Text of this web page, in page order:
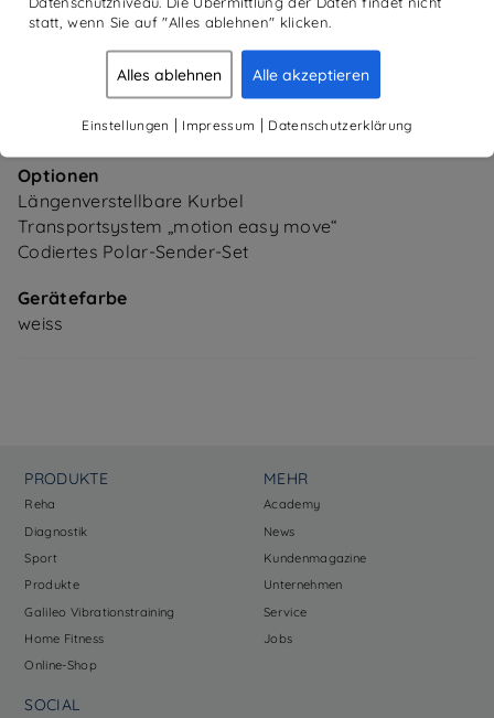
Nutzergewicht: bis 130 kg
Netzunabhängiger Betrieb
Leistungsbereich: Abstufung in 5 Watt Schritten
25 – 300 Watt drehzahlunabhängig
Drehzahlbereich 20 – 120 U/min
Optionen
Längenverstellbare Kurbel
Transportsystem „motion easy move“
Codiertes Polar-Sender-Set
Gerätefarbe
weiss
PRODUKTE
Reha
Diagnostik
Sport
Produkte
Galileo Vibrationstraining
Home Fitness
Online-Shop
MEHR
Academy
News
Kundenmagazine
Unternehmen
Service
Jobs
SOCIAL
statt, wenn Sie auf "Alles ablehnen" klicken.
Alles ablehnen Alle akzeptieren
Einstellungen | Impressum | Datenschutzerklärung